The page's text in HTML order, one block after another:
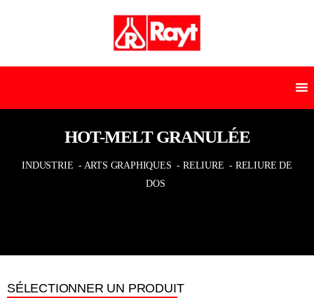
HOT-MELT GRANULÉE
INDUSTRIE - ARTS GRAPHIQUES - RELIURE - RELIURE DE
DOS
SÉLECTIONNER UN PRODUIT